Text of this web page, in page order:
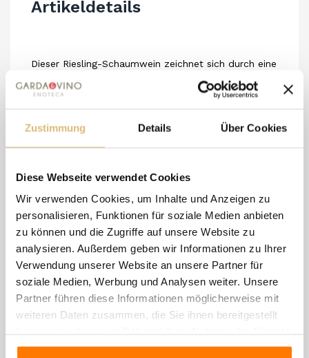
Zustimmung Details Über Cookies
Diese Webseite verwendet Cookies
Wir verwenden Cookies, um Inhalte und Anzeigen zu
personalisieren, Funktionen für soziale Medien anbieten
zu können und die Zugriffe auf unsere Website zu
analysieren. Außerdem geben wir Informationen zu Ihrer
Verwendung unserer Website an unsere Partner für
soziale Medien, Werbung und Analysen weiter. Unsere
Partner führen diese Informationen möglicherweise mit
weiteren Daten zusammen, die Sie ihnen bereitgestellt
gesammelt haben.
Artikeldetails
Dieser Riesling-Schaumwein zeichnet sich durch eine
schöne strohgelbe Farbe aus, verfügt über ein
Früchten. Seine ausgewogene Frische und die
elegante Perlage machen ihn zum perfekten, typisch
8 andere Artikel in der
gleichen Kategorie: